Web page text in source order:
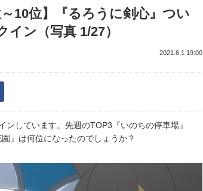
10位】『るろうに剣心』つい
ン（写真 1/27）
2021.6.1 19:00
しています。先週のTOP3『いのちの停車場』
』は何位になったのでしょうか？